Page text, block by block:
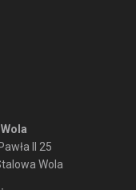
II 25
Wola